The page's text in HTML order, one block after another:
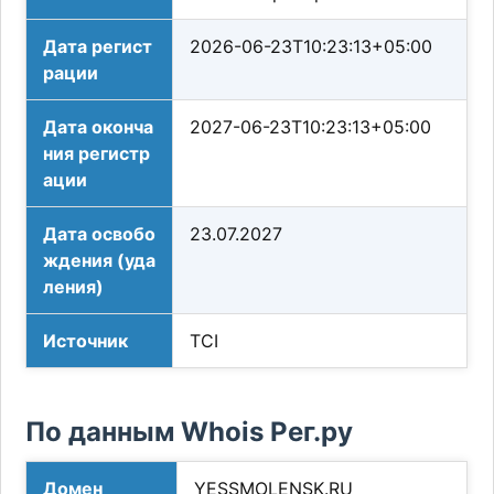
Дата регист
рации
2026-06-23T10:23:13+05:00
Дата оконча
ния регистр
ации
2027-06-23T10:23:13+05:00
Дата освобо
ждения (уда
ления)
23.07.2027
Источник TCI
По данным Whois Рег.ру
Домен YESSMOLENSK.RU